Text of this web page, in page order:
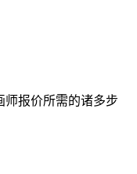
报价所需的诸多步